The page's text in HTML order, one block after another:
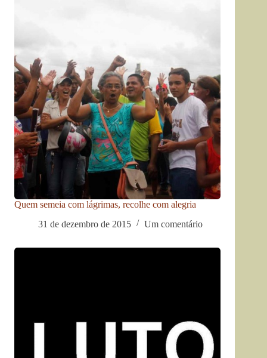
Quem semeia com lágrimas, recolhe com alegria
31 de dezembro de 2015
Um comentário